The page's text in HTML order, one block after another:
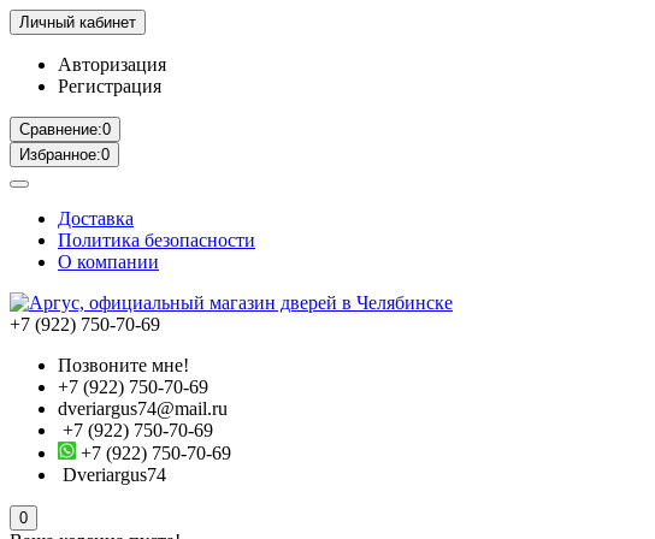
Личный кабинет
Авторизация
Регистрация
Сравнение:0
Избранное:0
Доставка
Политика безопасности
О компании
+7 (922) 750-70-69
Позвоните мне!
+7 (922) 750-70-69
dveriargus74@mail.ru
+7 (922) 750-70-69
+7 (922) 750-70-69
Dveriargus74
0